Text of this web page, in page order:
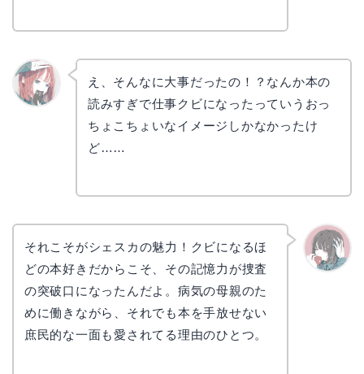
え、そんなに大事だったの！？なんか本の
読みすぎで仕事クビになったっていうおっ
ちょこちょいなイメージしかなかったけ
ど……
それこそがシェスカの魅力！クビになるほ
どの本好きだからこそ、その記憶力が捜査
の突破口になったんだよ。病気の母親のた
めに働きながら、それでも本を手放せない
庶民的な一面も愛されてる理由のひとつ。